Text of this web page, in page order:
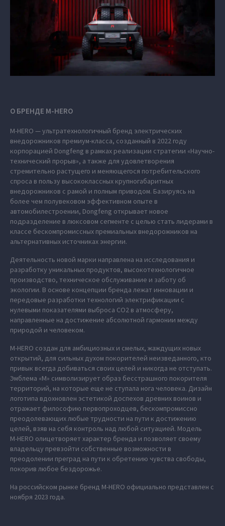
О БРЕНДЕ M‑HERO
M‑HERO — ультратехнологичный бренд электрических
внедорожников премиум-класса, созданный в 2022 году
корпорацией Dongfeng в рамках реализации стратегии «Научно-
технический прорыв», а также для удовлетворения
стремительно растущего и меняющегося потребительского
спроса в пользу высококлассных крупногабаритных
внедорожников с рамой и полным приводом. Базируясь на
более чем полувековом эффективном опыте в
автомобилестроении, Dongfeng открывает новое
подразделение в люксовом сегменте с целью стать лидерами в
классе бескомпромиссных премиальных внедорожников на
альтернативных источниках энергии.
Деятельность новой марки направлена на исследования и
разработку уникальных продуктов, высокотехнологичное
производство, техническое обслуживание и заботу об
экологии. В основе концепции бренда лежат инновации и
передовые разработки технологий электрификации с
нулевыми показателями выброса СО2 в атмосферу,
направленные на достижение абсолютной гармонии между
природой и человеком.
M‑HERO создан для амбициозных и смелых, жаждущих новых
открытий, для сильных духом покорителей неизведанного, кто
привык всегда добиваться своих целей и никогда не отступать.
Эмблема «М» символизирует образ бесстрашного покорителя
территорий, на которые еще не ступала нога человека. Дизайн
логотипа вдохновлен эстетикой доспехов древних воинов и
отражает философию первопроходцев, бескомпромиссно
преодолевающих любые трудности на пути к достижению
целей, взяв на себя контроль над любой ситуацией. Модель
M‑HERO олицетворяет характер бренда и позволяет своему
владельцу превзойти собственные возможности в
преодолении преград на пути к обретению чувства свободы,
покорив любое бездорожье.
На российском рынке бренд M‑HERO официально представлен с
ноября 2023 года.